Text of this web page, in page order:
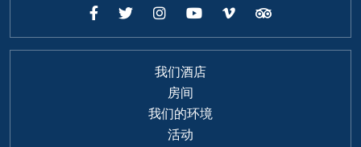
我们酒店
房间
我们的环境
活动